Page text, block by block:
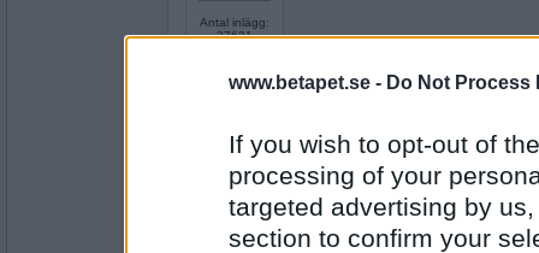
www.betapet.se - Do Not Process
If you wish to opt-out of
processing of your
targeted advertising by
section to confirm your
Antal inlägg:
37631
marmeladov22
Antal inlägg:
4211